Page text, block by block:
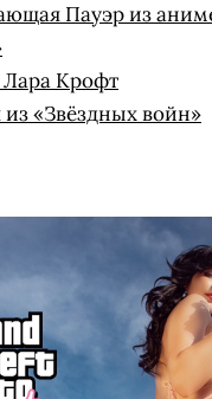
Пауэр из
Крофт
«Звёздных войн»